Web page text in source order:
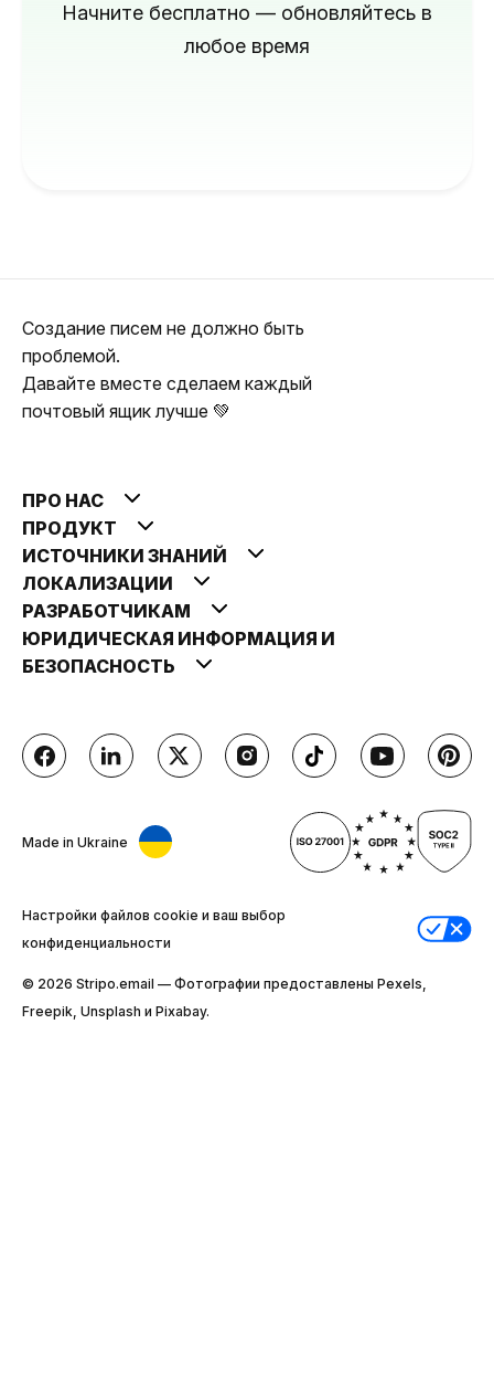
Начните бесплатно — обновляйтесь в
любое время
Создание писем не должно быть
проблемой.
Давайте вместе сделаем каждый
почтовый ящик лучше 💚
ПРО НАС
ПРОДУКТ
ИСТОЧНИКИ ЗНАНИЙ
ЛОКАЛИЗАЦИИ
РАЗРАБОТЧИКАМ
ЮРИДИЧЕСКАЯ ИНФОРМАЦИЯ И
БЕЗОПАСНОСТЬ
Made in Ukraine
Настройки файлов cookie и ваш выбор
конфиденциальности
© 2026 Stripо.email — Фотографии предоставлены Pexels,
Freepik, Unsplash и Pixabay.